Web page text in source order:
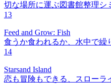
切な場所に運ぶ図書館整理シ
13
Feed and Grow: Fish
食うか食われるか、水中で繰
14
Starsand Island
恋も冒険もできる、スローラ